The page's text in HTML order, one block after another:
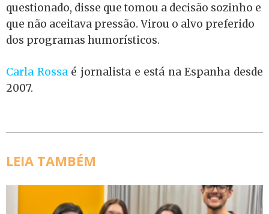
questionado, disse que tomou a decisão sozinho e
que não aceitava pressão. Virou o alvo preferido
dos programas humorísticos.
Carla Rossaé jornalista e está na Espanha desde
2007.
LEIA TAMBÉM